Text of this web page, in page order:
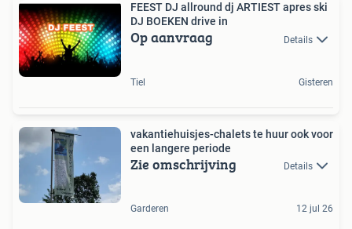
FEEST DJ allround dj ARTIEST apres ski
DJ BOEKEN drive in
Op aanvraag Details
Tiel Gisteren
vakantiehuisjes-chalets te huur ook voor
een langere periode
Zie omschrijving Details
Garderen 12 jul 26